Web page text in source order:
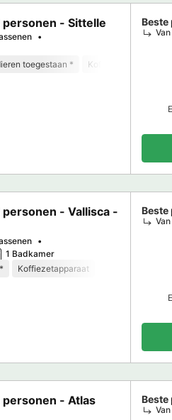
personen - Sittelle
toegestaan * Koffiezetapparaat
Beste
personen - Vallisca -
1 Badkamer
Koffiezetapparaat
Beste
personen - Atlas
Beste